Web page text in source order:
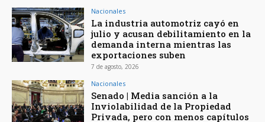
Nacionales
La industria automotriz cayó en
julio y acusan debilitamiento en la
demanda interna mientras las
exportaciones suben
7 de agosto, 2026
Nacionales
Senado | Media sanción a la
Inviolabilidad de la Propiedad
Privada, pero con menos capítulos